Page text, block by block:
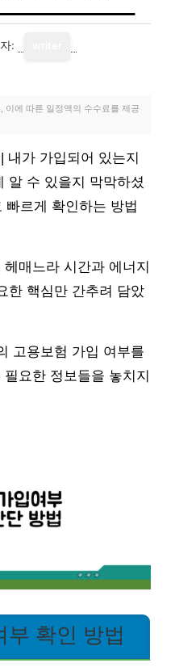
:
이에 따른 일정액의 수수료를 제공
내가 가입되어 있는지
알 수 있을지 막막하셨
빠르게 확인하는 방법
매느라 시간과 에너지
한 핵심만 간추려 담았
고용보험 가입 여부를
요한 정보들을 놓치지
부 확인 방법